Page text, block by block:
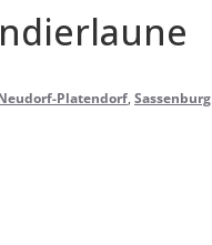
Platendorf, Sassenburg